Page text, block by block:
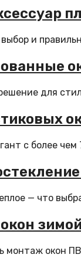
и
для
с более
— что
монтаж окон